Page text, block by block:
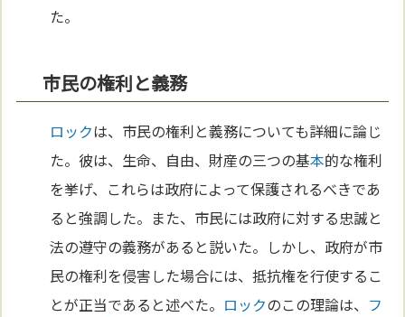
た。
市民の権利と義務
ロックは、市民の権利と義務についても詳細に論じ
た。彼は、生命、自由、財産の三つの基本的な権利
を挙げ、これらは政府によって保護されるべきであ
ると強調した。また、市民には政府に対する忠誠と
法の遵守の義務があると説いた。しかし、政府が市
民の権利を侵害した場合には、抵抗権を行使するこ
とが正当であると述べた。 ロックのこの理論は、 フ